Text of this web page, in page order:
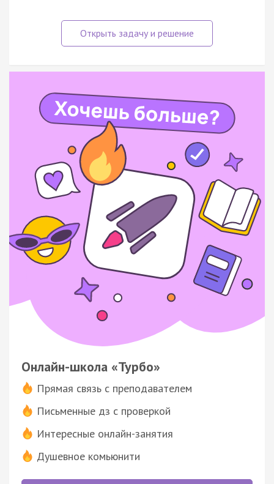
Онлайн-школа «Турбо»
Прямая связь с преподавателем
Письменные дз с проверкой
Интересные онлайн-занятия
Душевное комьюнити